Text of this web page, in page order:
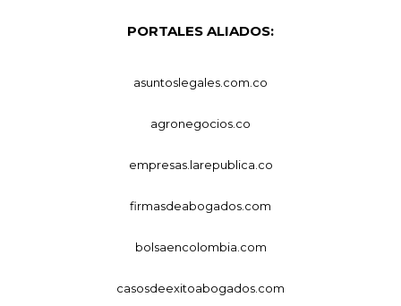
PORTALES ALIADOS:
asuntoslegales.com.co
agronegocios.co
empresas.larepublica.co
firmasdeabogados.com
bolsaencolombia.com
casosdeexitoabogados.com